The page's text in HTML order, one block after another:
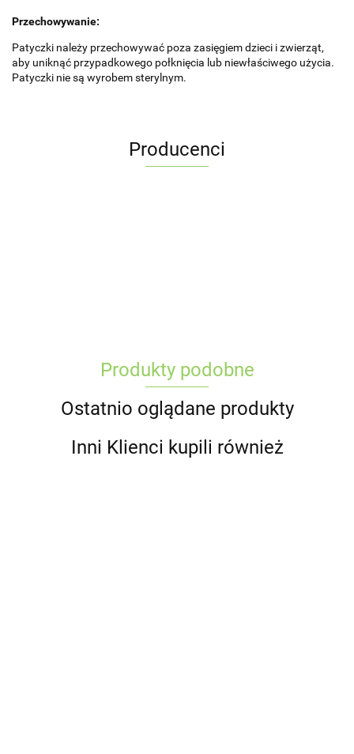
Przechowywanie:
Patyczki należy przechowywać poza zasięgiem dzieci i zwierząt,
aby uniknąć przypadkowego połknięcia lub niewłaściwego użycia.
Patyczki nie są wyrobem sterylnym.
Producenci
Produkty podobne
Ostatnio oglądane produkty
Inni Klienci kupili również